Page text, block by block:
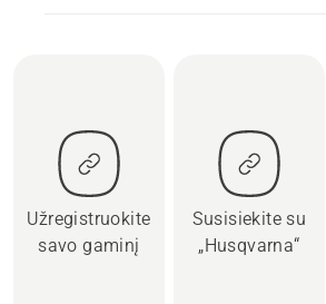
Užregistruokite
savo gaminį
Susisiekite su
„Husqvarna“